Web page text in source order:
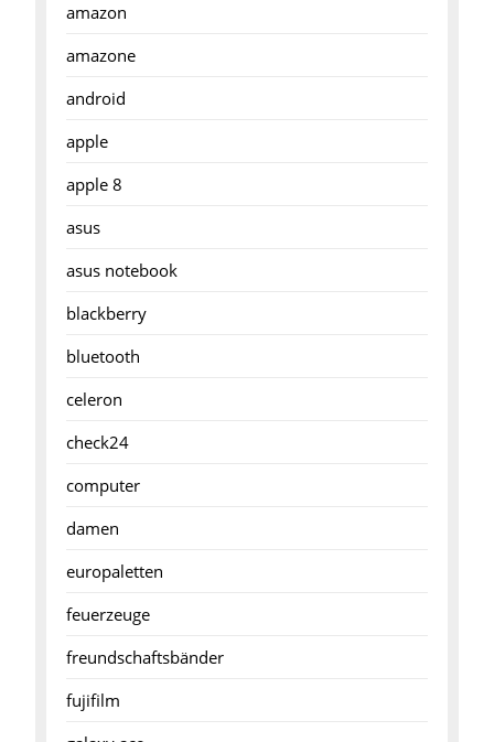
amazon
amazone
android
apple
apple 8
asus
asus notebook
blackberry
bluetooth
celeron
check24
computer
damen
europaletten
feuerzeuge
freundschaftsbänder
fujifilm